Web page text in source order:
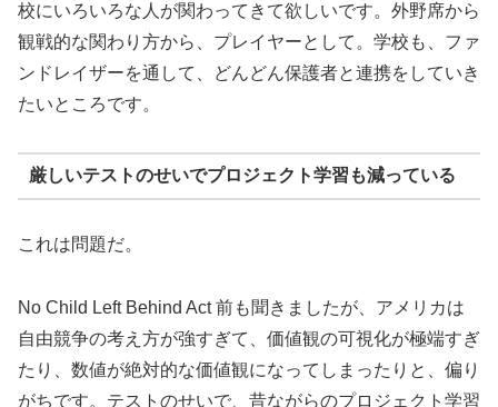
校にいろいろな人が関わってきて欲しいです。外野席から
観戦的な関わり方から、プレイヤーとして。学校も、ファ
ンドレイザーを通して、どんどん保護者と連携をしていき
たいところです。
厳しいテストのせいでプロジェクト学習も減っている
これは問題だ。
No Child Left Behind Act 前も聞きましたが、アメリカは
自由競争の考え方が強すぎて、価値観の可視化が極端すぎ
たり、数値が絶対的な価値観になってしまったりと、偏り
がちです。テストのせいで、昔ながらのプロジェクト学習